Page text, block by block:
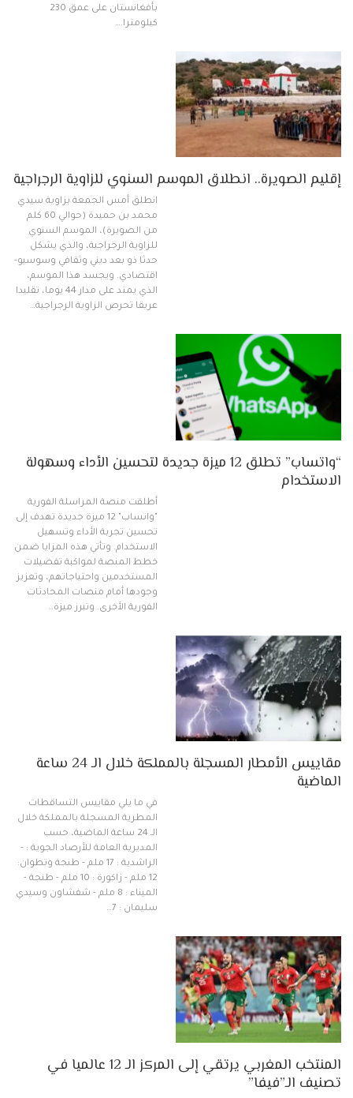
بأفغانستان على عمق 230
كيلومترا.…
إقليم الصويرة.. انطلاق الموسم السنوي للزاوية الرجراجية
انطلق أمس الجمعة بزاوية سيدي
محمد بن حميدة (حوالي 60 كلم
من الصويرة)، الموسم السنوي
للزاوية الرجراجية، والذي يشكل
حدثا ذو بعد ديني وثقافي وسوسيو-
اقتصادي. ويجسد هذا الموسم،
الذي يمتد على مدار 44 يوما، تقليدا
عريقا تحرص الزاوية الرجراجية…
“واتساب” تطلق 12 ميزة جديدة لتحسين الأداء وسهولة
الاستخدام
أطلقت منصة المراسلة الفورية
"واتساب" 12 ميزة جديدة تهدف إلى
تحسين تجربة الأداء وتسهيل
الاستخدام. وتأتي هذه المزايا ضمن
خطط المنصة لمواكبة تفضيلات
المستخدمين واحتياجاتهم، وتعزيز
وجودها أمام منصات المحادثات
الفورية الأخرى. وتبرز ميزة…
مقاييس الأمطار المسجلة بالمملكة خلال الـ 24 ساعة
الماضية
في ما يلي مقاييس التساقطات
المطرية المسجلة بالمملكة خلال
الـ 24 ساعة الماضية، حسب
المديرية العامة للأرصاد الجوية : -
الراشدية : 17 ملم - طنجة وتطوان:
12 ملم - زاكورة : 10 ملم - طنجة -
الميناء : 8 ملم - شفشاون وسيدي
سليمان : 7…
المنتخب المغربي يرتقي إلى المركز الـ 12 عالميا في
تصنيف الـ”فيفا”